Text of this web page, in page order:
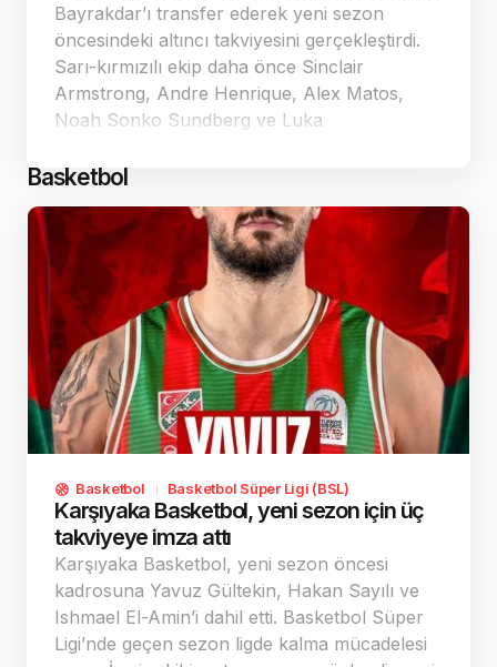
Bayrakdar’ı transfer ederek yeni sezon
öncesindeki altıncı takviyesini gerçekleştirdi.
Sarı-kırmızılı ekip daha önce Sinclair
Armstrong, Andre Henrique, Alex Matos,
Noah Sonko Sundberg ve Luka
Juan ve Arda Okan için gelen tekliflerin de
Basketbol
Basketbol Basketbol Süper Ligi (BSL)
Karşıyaka Basketbol, yeni sezon için üç
takviyeye imza attı
Karşıyaka Basketbol, yeni sezon öncesi
kadrosuna Yavuz Gültekin, Hakan Sayılı ve
Ishmael El-Amin’i dahil etti. Basketbol Süper
Ligi’nde geçen sezon ligde kalma mücadelesi